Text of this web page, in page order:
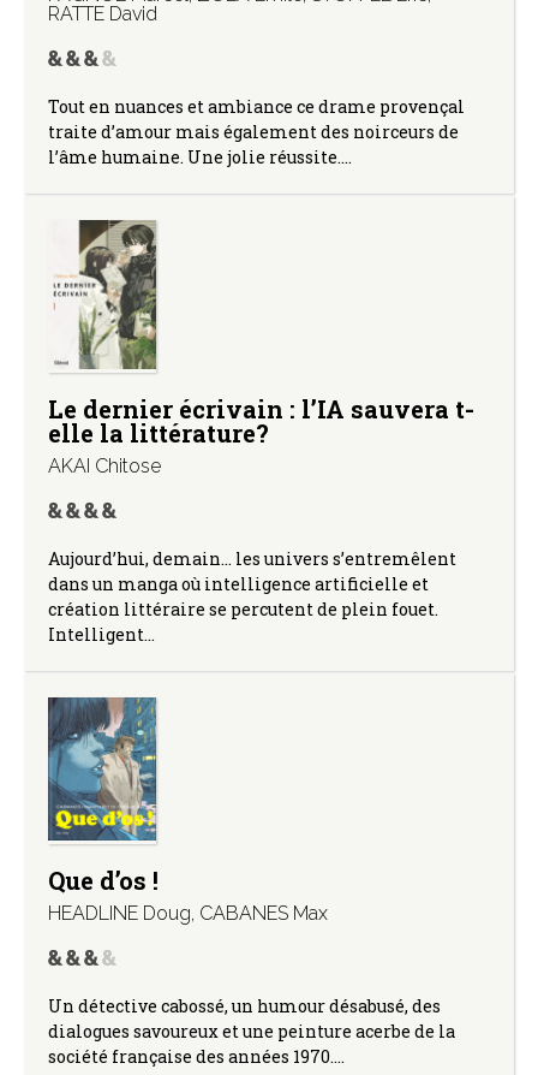
RATTE David
Tout en nuances et ambiance ce drame provençal
traite d’amour mais également des noirceurs de
l’âme humaine. Une jolie réussite.…
Le dernier écrivain : l’IA sauvera t-
elle la littérature?
AKAI Chitose
Aujourd’hui, demain… les univers s’entremêlent
dans un manga où intelligence artificielle et
création littéraire se percutent de plein fouet.
Intelligent…
Que d’os !
HEADLINE Doug, CABANES Max
Un détective cabossé, un humour désabusé, des
dialogues savoureux et une peinture acerbe de la
société française des années 1970.…